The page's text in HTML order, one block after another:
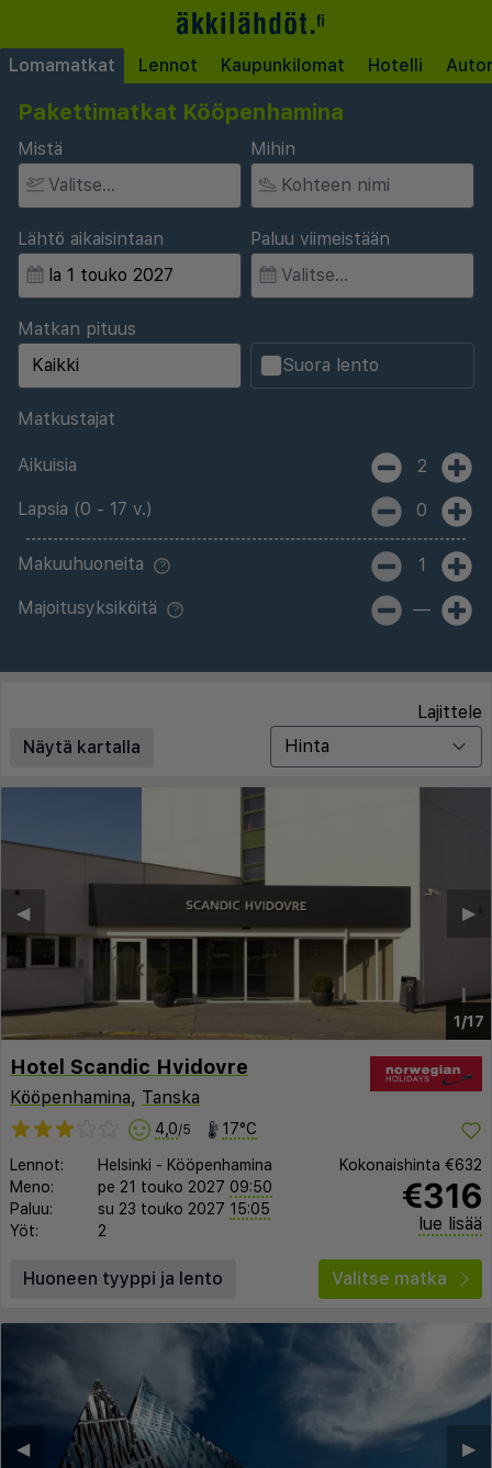
Lomamatkat Lennot Kaupunkilomat Hotelli
Pakettimatkat Kööpenhamina
Mistä Mihin
Lähtö aikaisintaan Paluu viimeistään
Matkan pituus
Suora lento
Matkustajat
Aikuisia 2
Lapsia (0 - 17 v.) 0
Makuuhuoneita 1
Majoitusyksiköitä —
Näytä kartalla
Lajittele
1/17
▶︎
◀︎
Hotel Scandic Hvidovre
Kööpenhamina, Tanska
4,0/5 17°C
Lennot: Helsinki - Kööpenhamina
Meno:
pe 21 touko 2027 09:50
Paluu:
su 23 touko 2027 15:05
Yöt:
2
Kokonaishinta €632
€316
lue lisää
Huoneen tyyppi ja lento Valitse matka
▶︎
◀︎